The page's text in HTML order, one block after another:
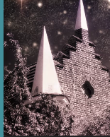
Player